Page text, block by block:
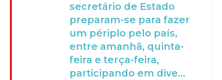
secretário de Estado
preparam-se para fazer
um périplo pelo país,
entre amanhã, quinta-
feira e terça-feira,
participando em dive...